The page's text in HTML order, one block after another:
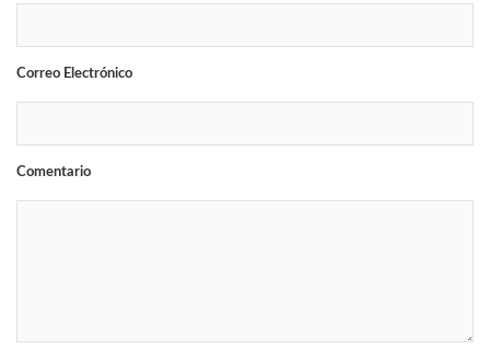
Correo Electrónico
Comentario